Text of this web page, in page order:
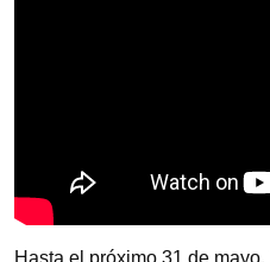
Hasta el próximo 31 de mayo,